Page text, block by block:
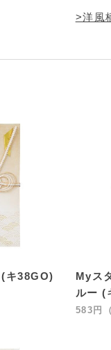
>洋風
キ38GO)
Myス
ルー (
583円